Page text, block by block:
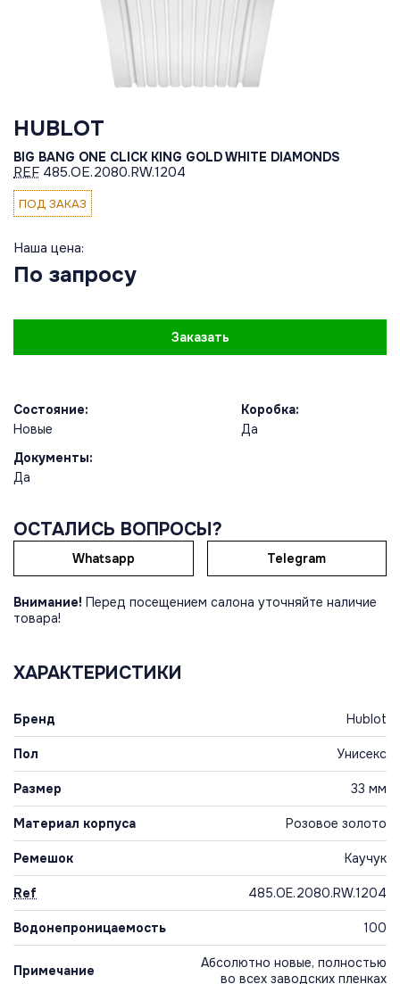
HUBLOT
BIG BANG ONE CLICK KING GOLD WHITE DIAMONDS
REF 485.OE.2080.RW.1204
ПОД ЗАКАЗ
Наша цена:
По запросу
Заказать
Состояние:
Новые
Коробка:
Да
Документы:
Да
ОСТАЛИСЬ ВОПРОСЫ?
Whatsapp Telegram
Внимание! Перед посещением салона уточняйте наличие
товара!
ХАРАКТЕРИСТИКИ
Бренд Hublot
Пол Унисекс
Размер 33 мм
Материал корпуса Розовое золото
Ремешок Каучук
Ref 485.OE.2080.RW.1204
Водонепроницаемость 100
Примечание
Абсолютно новые, полностью
во всех заводских пленках